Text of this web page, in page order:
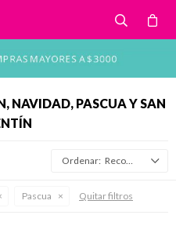
NAVIDAD, PASCUA Y SAN
Recomendados
Pascua Quitar filtros